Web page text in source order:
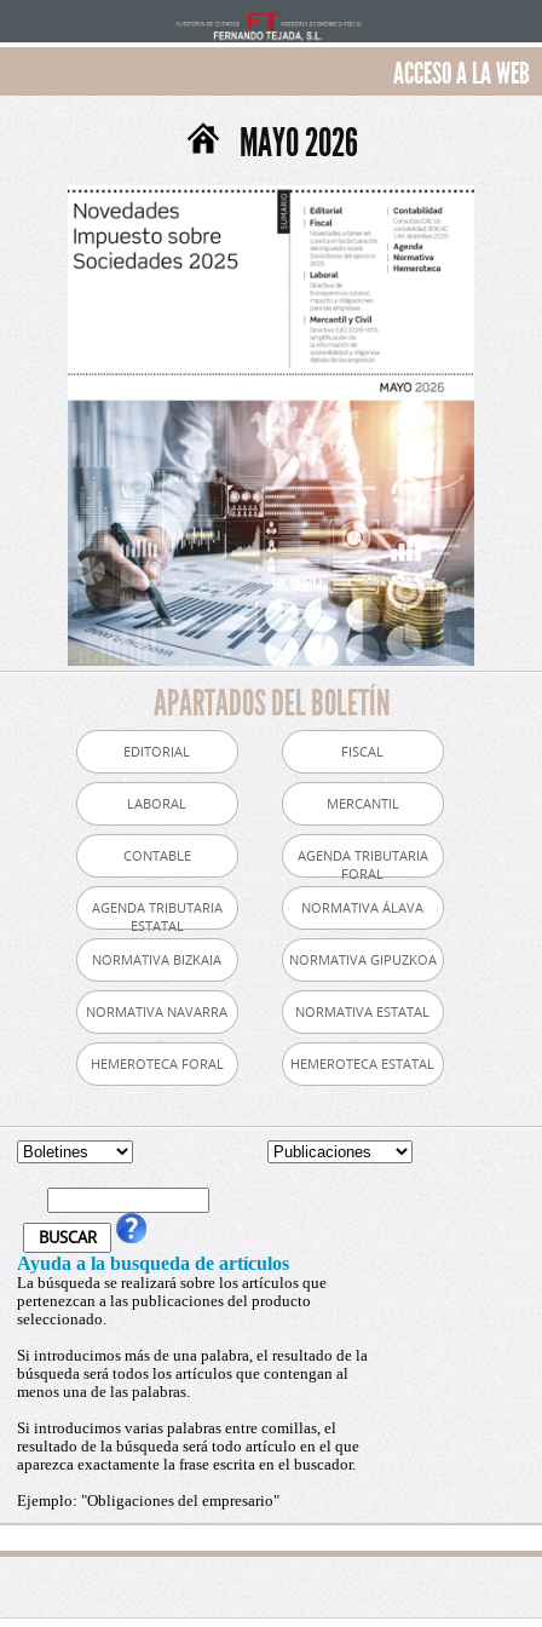
ACCESO A LA WEB
MAYO 2026
APARTADOS DEL BOLETÍN
EDITORIAL FISCAL
LABORAL MERCANTIL
CONTABLE
AGENDA TRIBUTARIA
FORAL
AGENDA TRIBUTARIA
ESTATAL
NORMATIVA ÁLAVA
NORMATIVA BIZKAIA NORMATIVA GIPUZKOA
NORMATIVA NAVARRA NORMATIVA ESTATAL
HEMEROTECA FORAL HEMEROTECA ESTATAL
Ayuda a la busqueda de artículos
La búsqueda se realizará sobre los artículos que
pertenezcan a las publicaciones del producto
seleccionado.
Si introducimos más de una palabra, el resultado de la
búsqueda será todos los artículos que contengan al
menos una de las palabras.
Si introducimos varias palabras entre comillas, el
resultado de la búsqueda será todo artículo en el que
aparezca exactamente la frase escrita en el buscador.
Ejemplo: "Obligaciones del empresario"